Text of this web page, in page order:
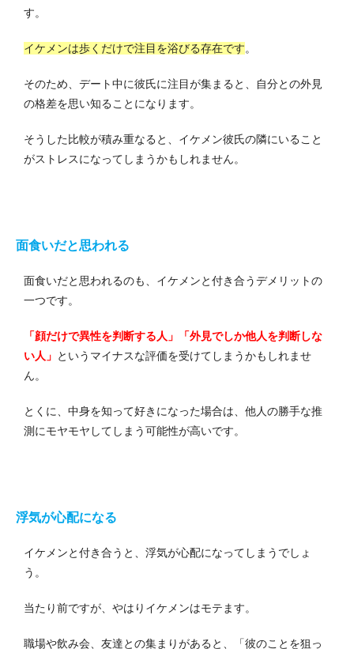
す。
イケメンは歩くだけで注目を浴びる存在です。
そのため、デート中に彼氏に注目が集まると、自分との外見
の格差を思い知ることになります。
そうした比較が積み重なると、イケメン彼氏の隣にいること
がストレスになってしまうかもしれません。
面食いだと思われる
面食いだと思われるのも、イケメンと付き合うデメリットの
一つです。
「顔だけで異性を判断する人」「外見でしか他人を判断しな
い人」 というマイナスな評価を受けてしまうかもしれませ
ん。
とくに、中身を知って好きになった場合は、他人の勝手な推
測にモヤモヤしてしまう可能性が高いです。
浮気が心配になる
イケメンと付き合うと、浮気が心配になってしまうでしょ
う。
当たり前ですが、やはりイケメンはモテます。
職場や飲み会、友達との集まりがあると、「彼のことを狙っ